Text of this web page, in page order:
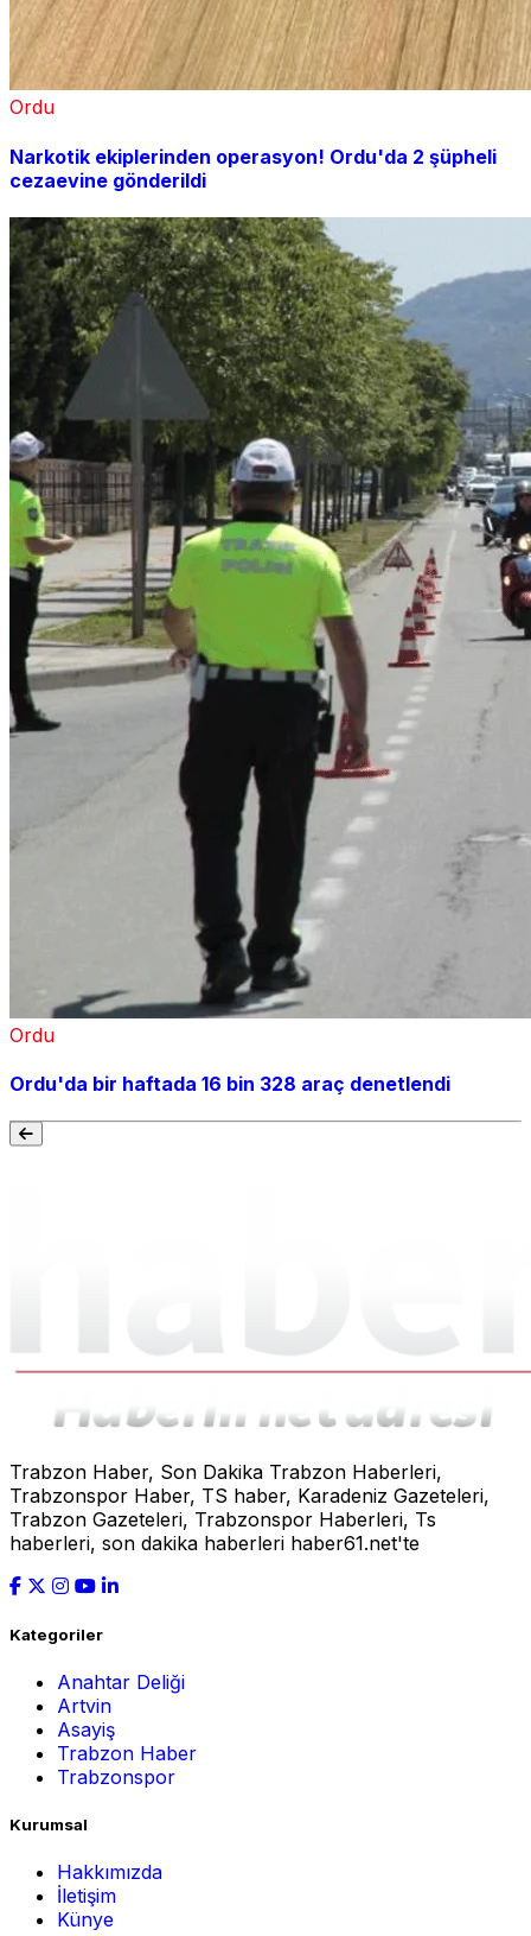
Ordu
Narkotik ekiplerinden operasyon! Ordu'da 2 şüpheli
cezaevine gönderildi
Ordu
Ordu'da bir haftada 16 bin 328 araç denetlendi
Trabzon Haber, Son Dakika Trabzon Haberleri,
Trabzonspor Haber, TS haber, Karadeniz Gazeteleri,
Trabzon Gazeteleri, Trabzonspor Haberleri, Ts
haberleri, son dakika haberleri haber61.net'te
Kategoriler
Anahtar Deliği
Artvin
Asayiş
Trabzon Haber
Trabzonspor
Kurumsal
Hakkımızda
İletişim
Künye